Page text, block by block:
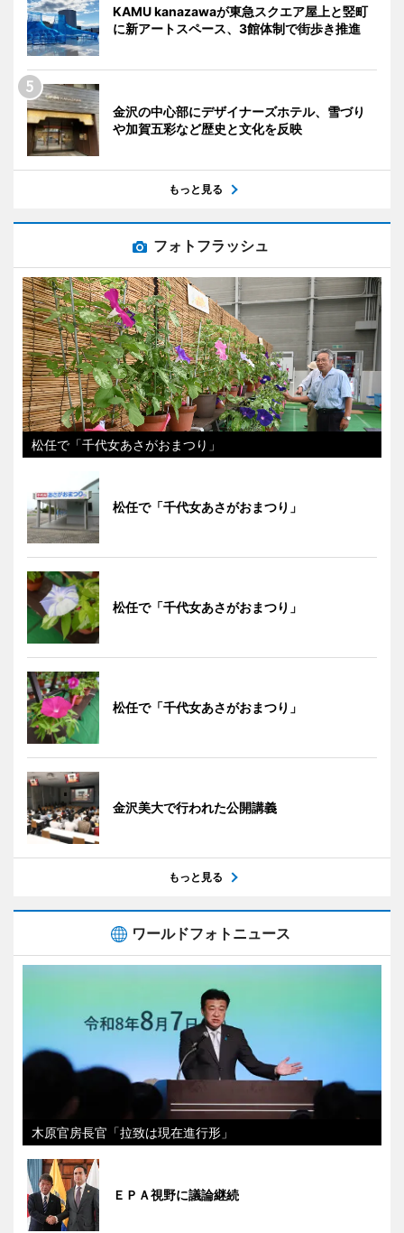
KAMU kanazawaが東急スクエア屋上と竪町
に新アートスペース、3館体制で街歩き推進
金沢の中心部にデザイナーズホテル、雪づり
や加賀五彩など歴史と文化を反映
もっと見る
フォトフラッシュ
松任で「千代女あさがおまつり」
松任で「千代女あさがおまつり」
松任で「千代女あさがおまつり」
松任で「千代女あさがおまつり」
金沢美大で行われた公開講義
もっと見る
ワールドフォトニュース
木原官房長官「拉致は現在進行形」
ＥＰＡ視野に議論継続